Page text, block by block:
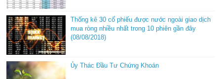
Thống kê 30 cổ phiếu được nước ngoài giao dịch
mua ròng nhiều nhất trong 10 phiên gần đây
(08/08/2018)
Ủy Thác Đầu Tư Chứng Khoán